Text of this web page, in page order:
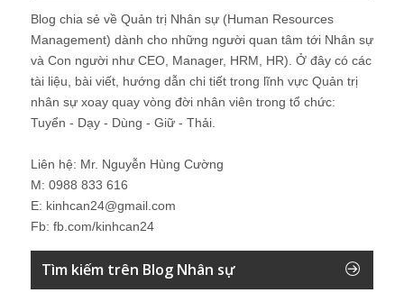
Blog chia sẻ về Quản trị Nhân sự (Human Resources
Management) dành cho những người quan tâm tới Nhân sự
và Con người như CEO, Manager, HRM, HR). Ở đây có các
tài liệu, bài viết, hướng dẫn chi tiết trong lĩnh vực Quản trị
nhân sự xoay quay vòng đời nhân viên trong tổ chức:
Tuyển - Dạy - Dùng - Giữ - Thải.
Liên hệ: Mr. Nguyễn Hùng Cường
M: 0988 833 616
E: kinhcan24@gmail.com
Fb: fb.com/kinhcan24
Tìm kiếm trên Blog Nhân sự